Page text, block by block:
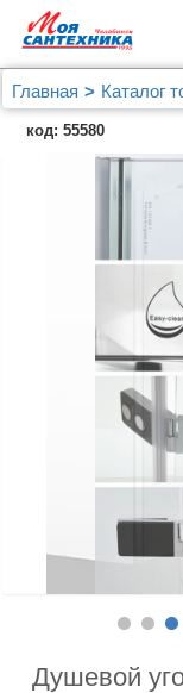
Главная
Каталог
Душевые уголки,
Душевой
код: 55580
Душевой